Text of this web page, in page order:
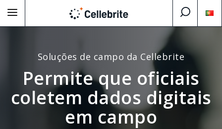
Soluções de campo da Cellebrite
Permite que oficiais
coletem dados digitais
em campo